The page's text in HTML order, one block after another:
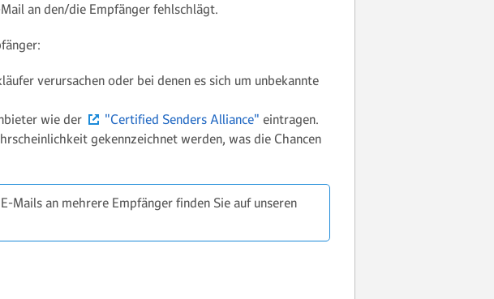
an den/die Empfänger fehlschlägt.
verursachen oder bei denen es sich um unbekannte
wie der "Certified Senders Alliance" eintragen.
gekennzeichnet werden, was die Chancen
Mails an mehrere Empfänger finden Sie auf unseren